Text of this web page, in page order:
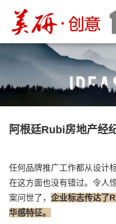
阿根廷Rubi房地产经
任何品牌推广工作都从设计
在这方面也没有错过。令人
案问世了， 企业标志传达了
华感特征。